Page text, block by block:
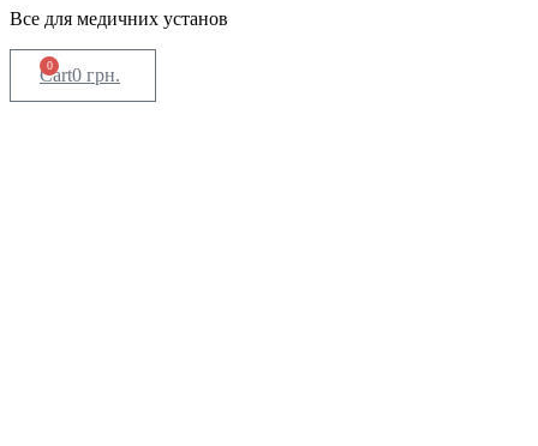
Все для медичних установ
0 грн.
0
Cart